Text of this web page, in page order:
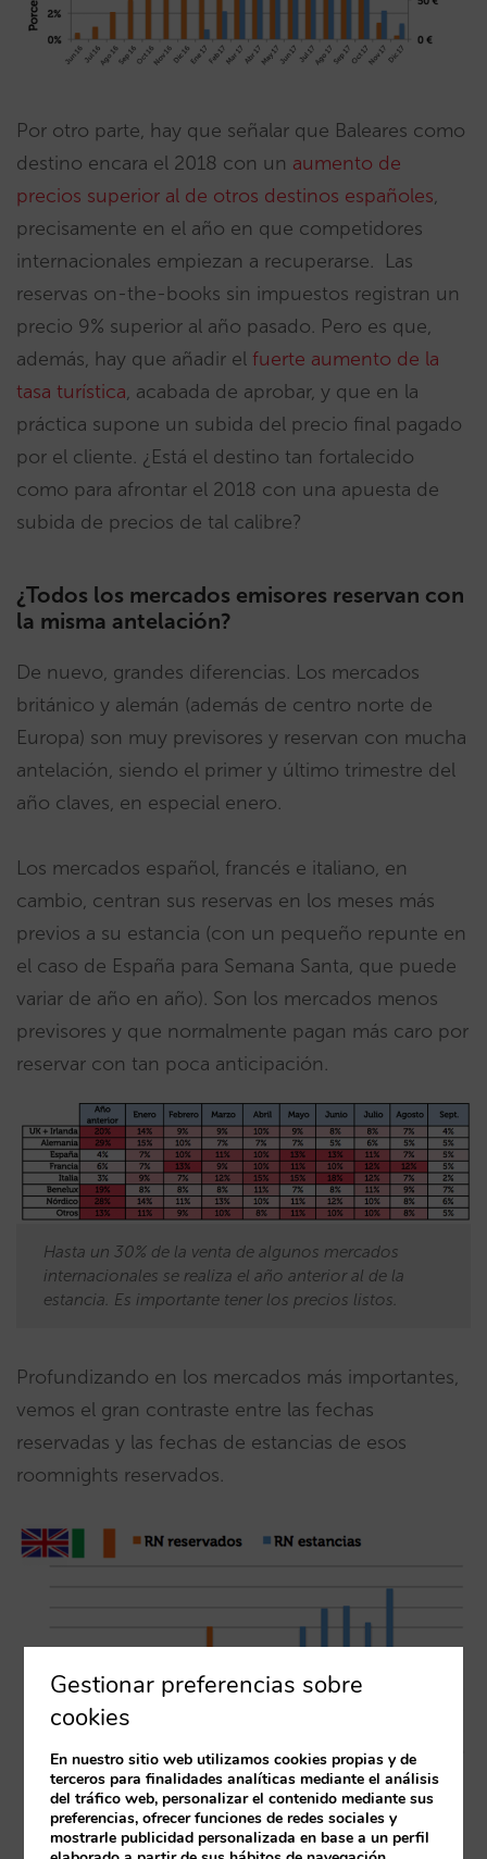
Por otro parte, hay que señalar que Baleares como
destino encara el 2018 con un aumento de
precios superior al de otros destinos españoles,
precisamente en el año en que competidores
internacionales empiezan a recuperarse. Las
reservas on-the-books sin impuestos registran un
precio 9% superior al año pasado. Pero es que,
además, hay que añadir el fuerte aumento de la
tasa turística, acabada de aprobar, y que en la
práctica supone un subida del precio final pagado
por el cliente. ¿Está el destino tan fortalecido
como para afrontar el 2018 con una apuesta de
subida de precios de tal calibre?
¿Todos los mercados emisores reservan con
la misma antelación?
De nuevo, grandes diferencias. Los mercados
británico y alemán (además de centro norte de
Europa) son muy previsores y reservan con mucha
antelación, siendo el primer y último trimestre del
año claves, en especial enero.
Los mercados español, francés e italiano, en
cambio, centran sus reservas en los meses más
previos a su estancia (con un pequeño repunte en
el caso de España para Semana Santa, que puede
variar de año en año). Son los mercados menos
previsores y que normalmente pagan más caro por
reservar con tan poca anticipación.
Hasta un 30% de la venta de algunos mercados
internacionales se realiza el año anterior al de la
estancia. Es importante tener los precios listos.
Profundizando en los mercados más importantes,
vemos el gran contraste entre las fechas
reservadas y las fechas de estancias de esos
roomnights reservados.
Gestionar preferencias sobre
cookies
En nuestro sitio web utilizamos cookies propias y de
terceros para finalidades analíticas mediante el análisis
del tráfico web, personalizar el contenido mediante sus
preferencias, ofrecer funciones de redes sociales y
mostrarle publicidad personalizada en base a un perfil